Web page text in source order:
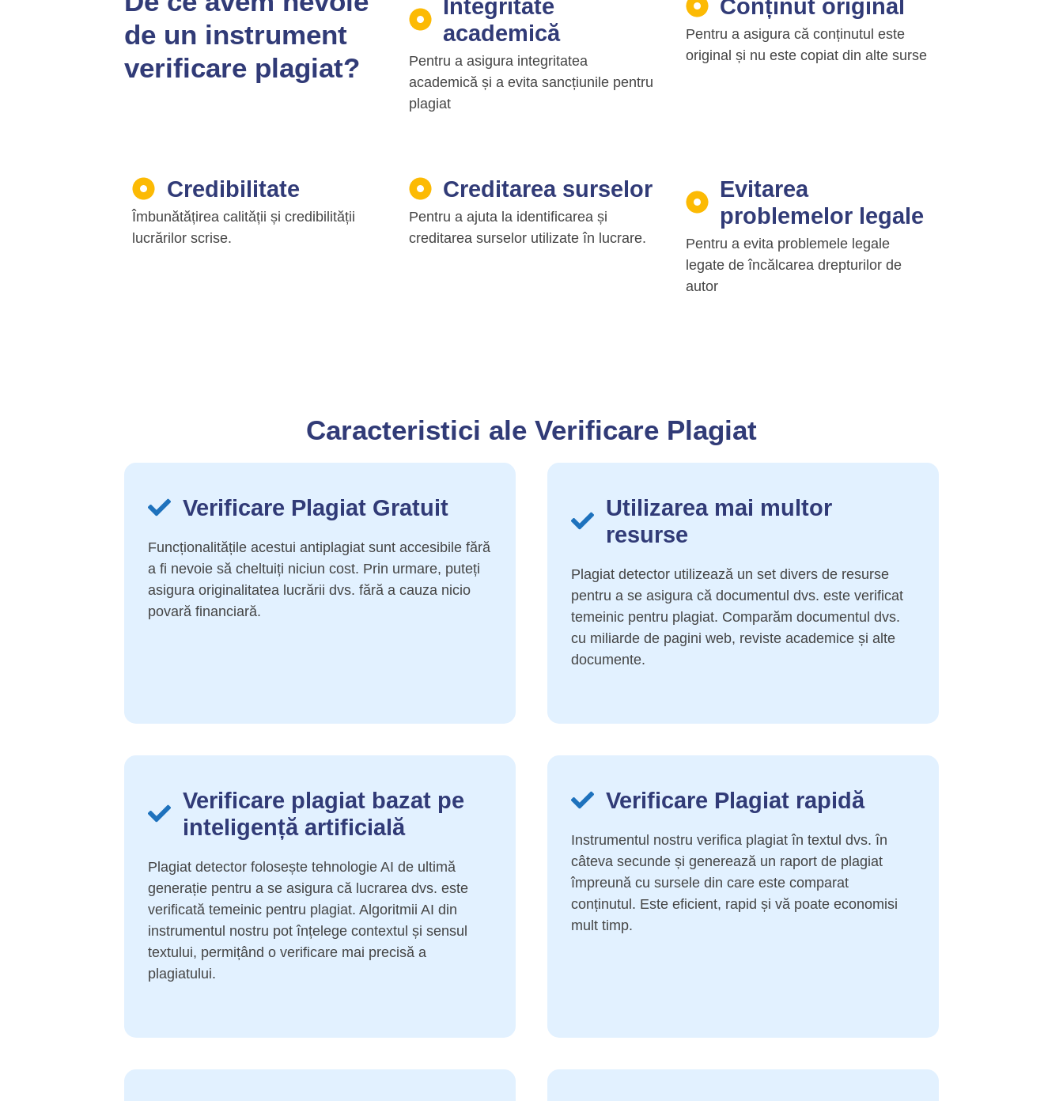
de un instrument
verificare plagiat?
Integritate
academică
Pentru a asigura integritatea
academică și a evita sancțiunile pentru
plagiat
Conținut original
Pentru a asigura că conținutul este
original și nu este copiat din alte surse
Credibilitate
Îmbunătățirea calității și credibilității
lucrărilor scrise.
Creditarea surselor
Pentru a ajuta la identificarea și
creditarea surselor utilizate în lucrare.
Evitarea
problemelor legale
Pentru a evita problemele legale
legate de încălcarea drepturilor de
autor
Caracteristici ale Verificare Plagiat
Verificare Plagiat Gratuit
Funcționalitățile acestui antiplagiat sunt accesibile fără
a fi nevoie să cheltuiți niciun cost. Prin urmare, puteți
asigura originalitatea lucrării dvs. fără a cauza nicio
povară financiară.
Utilizarea mai multor
resurse
Plagiat detector utilizează un set divers de resurse
pentru a se asigura că documentul dvs. este verificat
temeinic pentru plagiat. Comparăm documentul dvs.
cu miliarde de pagini web, reviste academice și alte
documente.
Verificare plagiat bazat pe
inteligență artificială
Plagiat detector folosește tehnologie AI de ultimă
generație pentru a se asigura că lucrarea dvs. este
verificată temeinic pentru plagiat. Algoritmii AI din
instrumentul nostru pot înțelege contextul și sensul
textului, permițând o verificare mai precisă a
plagiatului.
Verificare Plagiat rapidă
Instrumentul nostru verifica plagiat în textul dvs. în
câteva secunde și generează un raport de plagiat
împreună cu sursele din care este comparat
conținutul. Este eficient, rapid și vă poate economisi
mult timp.